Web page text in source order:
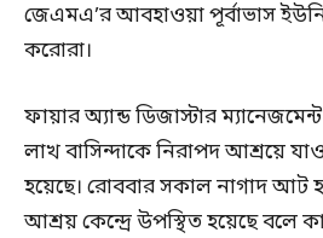
জেএমএ’র আবহাওয়া পূর্বাভাস
করোরা।
ফায়ার অ্যান্ড ডিজাস্টার
লাখ বাসিন্দাকে নিরাপদ আশ্রয়ে
হয়েছে। রোববার সকাল নাগাদ আট
আশ্রয় কেন্দ্রে উপস্থিত হয়েছে বলে